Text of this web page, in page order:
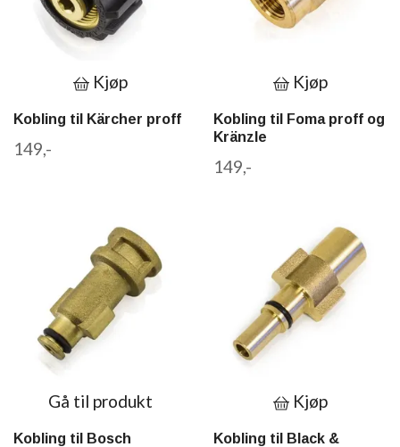
Kjøp
Kobling til Kärcher proff
149,-
Kjøp
Kobling til Foma proff og
Kränzle
149,-
Gå til produkt
Kobling til Bosch
Kjøp
Kobling til Black &